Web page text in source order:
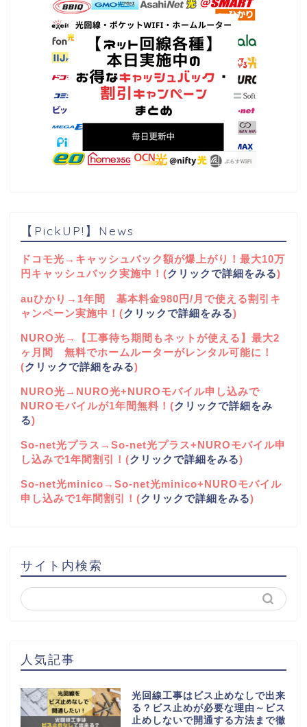
【PickUP!】News
ドコモ光→キャッシュバック額が爆上がり！最大10万
円キャッシュバック実施中！(クリックで詳細をみる)
auひかり→1年間 基本料金980円/月で使える割引キ
ャンペーン実施中！(クリックで詳細をみる)
NURO光→【工事待ち期間もネットが使える】最大2
ヶ月間 無料でホームルーターがレンタル可能に！
(クリックで詳細をみる)
NURO光→NURO光+NUROモバイル申し込みで
NUROモバイルが1年間無料！(クリックで詳細をみ
る)
So-net光プラス→So-net光プラス+NUROモバイル申
し込みで1年間割引！(クリックで詳細をみる)
So-net光minico→So-net光minico+NUROモバイル
申し込みで1年間割引！(クリックで詳細をみる)
サイト内検索
人気記事
光回線工事はビス止めなしで出来
る？ビス止めが必要な理由～ビス
止めしないで開通する方法まで徹